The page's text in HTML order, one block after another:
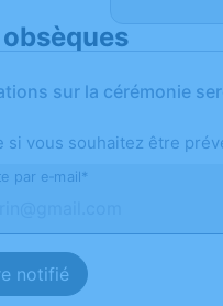
sur la cérémonie
si vous souhaitez être
par e-mail*
notifié